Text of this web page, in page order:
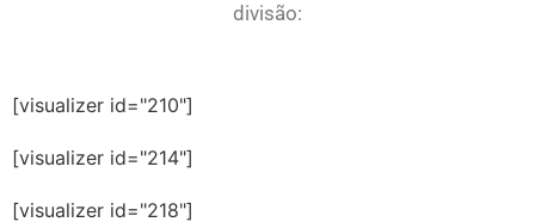
divisão:
[visualizer id="210"]
[visualizer id="214"]
[visualizer id="218"]